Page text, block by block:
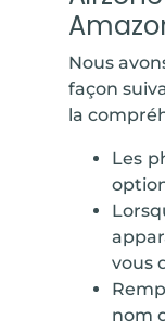
Nous
façon
la
Les
vous
nom